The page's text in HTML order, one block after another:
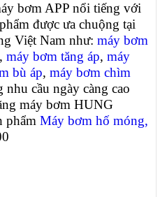
bơm APP nổi tiếng với
được ưa chuộng tại
Việt Nam như: máy bơm
, máy bơm tăng áp, máy
bù áp, máy bơm chìm
cầu ngày càng cao
máy bơm HUNG
phẩm Máy bơm hố móng,